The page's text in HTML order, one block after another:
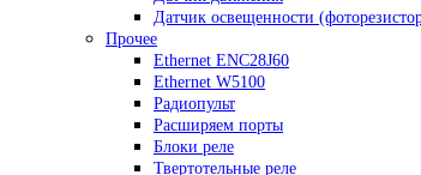
Датчик освещенности
Прочее
Ethernet ENC28J60
Ethernet W5100
Радиопульт
Расширяем порты
Блоки реле
Твертотельные реле